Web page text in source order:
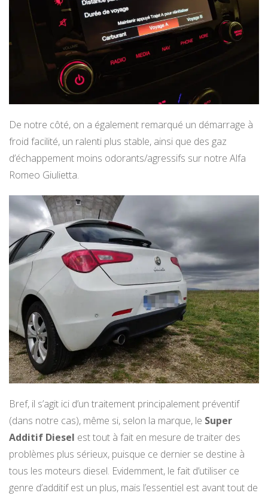
De notre côté, on a également remarqué un démarrage à
froid facilité, un ralenti plus stable, ainsi que des gaz
d’échappement moins odorants/agressifs sur notre Alfa
Romeo Giulietta.
Bref, il s’agit ici d’un traitement principalement préventif
(dans notre cas), même si, selon la marque, le Super
Additif Diesel est tout à fait en mesure de traiter des
problèmes plus sérieux, puisque ce dernier se destine à
tous les moteurs diesel. Evidemment, le fait d’utiliser ce
genre d’additif est un plus, mais l’essentiel est avant tout de